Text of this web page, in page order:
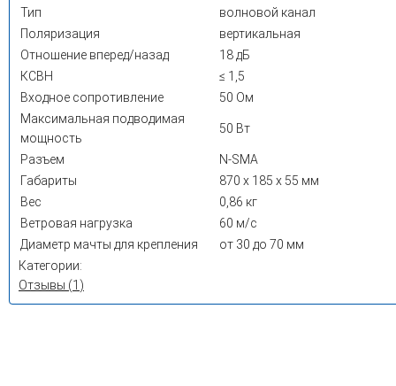
Тип
волновой канал
Поляризация
вертикальная
Отношение вперед/назад
18 дБ
КСВН
≤ 1,5
Входное сопротивление
50 Ом
Максимальная подводимая
мощность
50 Вт
Разъем
N-SMA
Габариты
870 х 185 х 55 мм
Вес
0,86 кг
Ветровая нагрузка
60 м/с
Диаметр мачты для крепления
от 30 до 70 мм
Категории:
Отзывы (1 )